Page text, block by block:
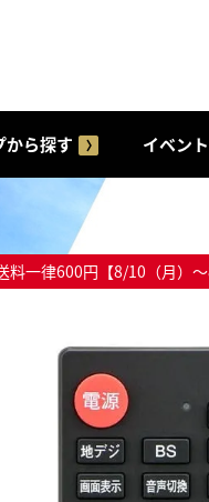
から探す イベン
料一律600円【8/10（月）